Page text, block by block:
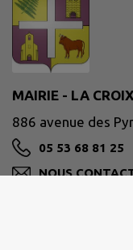
MAIRIE - LA
886 avenue des
05 53 68 81 25
NOUS